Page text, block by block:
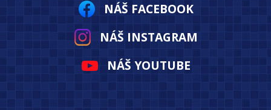
NÁŠ FACEBOOK
NÁŠ INSTAGRAM
NÁŠ YOUTUBE